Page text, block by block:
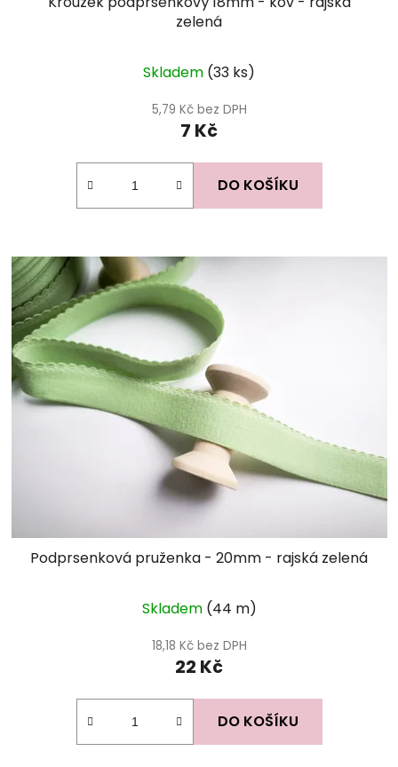
zelená
Skladem (33 ks)
5,79 Kč bez DPH
7 Kč
DO KOŠÍKU
Podprsenková pruženka - 20mm - rajská zelená
Skladem (44 m)
18,18 Kč bez DPH
22 Kč
DO KOŠÍKU